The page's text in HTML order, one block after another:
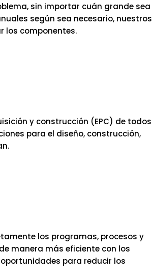
sin importar cuán grande sea
según sea necesario, nuestros
los componentes.
y construcción (EPC) de todos
para el diseño, construcción,
los programas, procesos y
manera más eficiente con los
para reducir los